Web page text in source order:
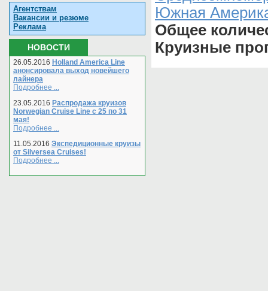
Агентствам
Вакансии и резюме
Реклама
НОВОСТИ
26.05.2016 Holland America Line
анонсировала выход новейшего
лайнера
Подробнее ...
23.05.2016 Распродажа круизов
Norwegian Cruise Line с 25 по 31
мая!
Подробнее ...
11.05.2016 Экспедиционные круизы
от Silversea Cruises!
Подробнее ...
Южная
Общее
Круизные